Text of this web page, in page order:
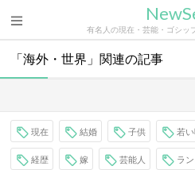
有名人の現在・芸能・ゴシッ
「海外・世界」関連の記事
現在 結婚 子供 若
経歴 嫁 芸能人 ラ